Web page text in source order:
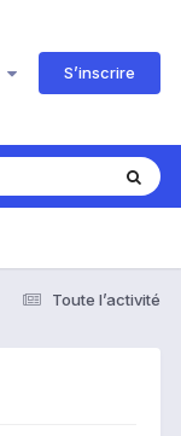
S’inscrire
Toute l’activité